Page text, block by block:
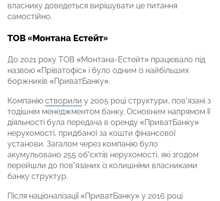
власнику доведеться вирішувати це питання
самостійно.
ТОВ «Монтана Естейт»
До 2021 року ТОВ «Монтана-Естейт» працювало під
назвою «Пріватофіс» і було одним із найбільших
боржників «ПриватБанку».
Компанію створили у 2005 році структури, пов’язані з
тодішнім менеджментом банку. Основним напрямом її
діяльності була передача в оренду «ПриватБанку»
нерухомості, придбаної за кошти фінансової
установи. Загалом через компанію було
акумульовано 255 об’єктів нерухомості, які згодом
перейшли до пов’язаних із колишніми власниками
банку структур.
Після націоналізації «ПриватБанку» у 2016 році